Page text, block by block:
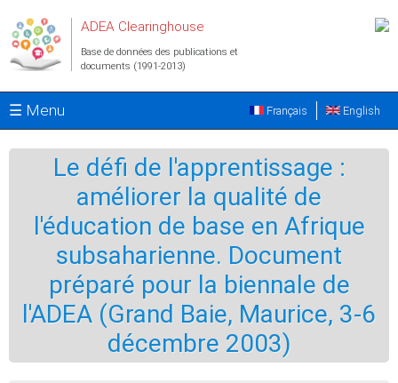
ADEA Clearinghouse
Base de données des publications et
documents (1991-2013)
☰ Menu English
Français
Le défi de l'apprentissage :
améliorer la qualité de
l'éducation de base en Afrique
subsaharienne. Document
préparé pour la biennale de
l'ADEA (Grand Baie, Maurice, 3-6
décembre 2003)